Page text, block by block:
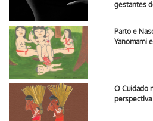
gestantes
Parto e
Yanomami
O Cuidado